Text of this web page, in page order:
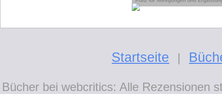
Startseite |
Bücher bei webcritics: Alle Rezensionen